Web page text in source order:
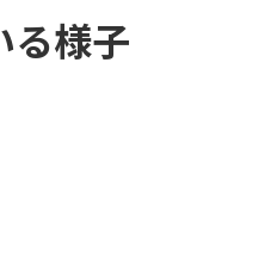
る様子